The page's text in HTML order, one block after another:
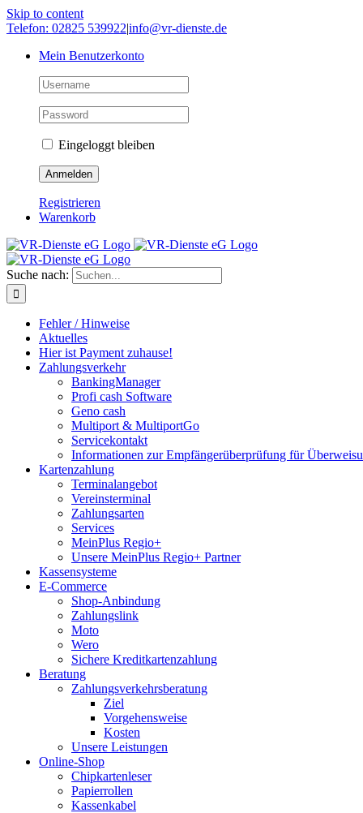
Skip to content
Telefon: 02825 539922|info@vr-dienste.de
Mein Benutzerkonto
Eingeloggt bleiben
Registrieren
Warenkorb
Suche nach:
Fehler / Hinweise
Aktuelles
Hier ist Payment zuhause!
Zahlungsverkehr
BankingManager
Profi cash Software
Geno cash
Multiport & MultiportGo
Servicekontakt
Informationen zur Empfängerüberprüfung für
Kartenzahlung
Terminalangebot
Vereinsterminal
Zahlungsarten
Services
MeinPlus Regio+
Unsere MeinPlus Regio+ Partner
Kassensysteme
E-Commerce
Shop-Anbindung
Zahlungslink
Moto
Wero
Sichere Kreditkartenzahlung
Beratung
Zahlungsverkehrsberatung
Ziel
Vorgehensweise
Kosten
Unsere Leistungen
Online-Shop
Chipkartenleser
Papierrollen
Kassenkabel